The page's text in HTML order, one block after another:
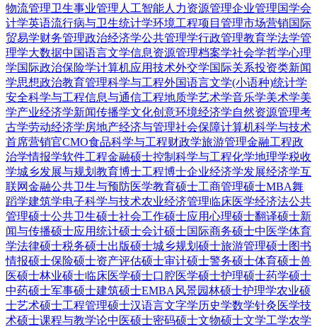
物流管理卫生事业管理 人工智能人力资源管理企业管理国学会
计学英语流行病与卫生统计学环境工程项目管理市场营销国际
贸易学财务管理政治经济学公共管理学行政管理教育学法学管
理学大数据中国语言文学信息资源管理档案学社会学哲学心理
学国际政治保险学计算机应用技术外交学国际关系投资类新闻
学思想政治教育管理科学与工程外国语言文学(小语种)统计学
安全科学与工程信息与通信工程地质学艺术学音乐学美术学美
学产业经济学新闻传播学文化创意环境经济学自然资源管理考
古学劳动经济学房地产经济与管理社会保障计算机科学与技术
首席营销官CMO食品科学与工程财政学旅游管理金融工程政
治学情报学软件工程金融硕士控制科学与工程化学地理学税收
学城乡发展与规划 教育博士工程博士企业经济学发展经济学互
联网金融公共卫生与预防医学教育硕士工商管理硕士MBA舞
蹈学建筑学电子科学与技术农业经济管理临床医学经济法公共
管理硕士公共卫生硕士社会工作硕士应用心理硕士翻译硕士新
闻与传播硕士应用统计硕士会计硕士国际商务硕士中医学体育
学法律硕士税务硕士出版硕士城乡规划硕士旅游管理硕士图书
情报硕士保险硕士资产评估硕士审计硕士警务硕士体育硕士兽
医硕士林业硕士临床医学硕士口腔医学硕士护理硕士药学硕士
中药硕士军事硕士建筑硕士EMBA 风景园林硕士护理学农业硕
士艺术硕士工程管理硕士汉语言文字学历史学数学针灸 医学技
术硕士课程与教学论中医硕士密码硕士文物硕士文学工学农学